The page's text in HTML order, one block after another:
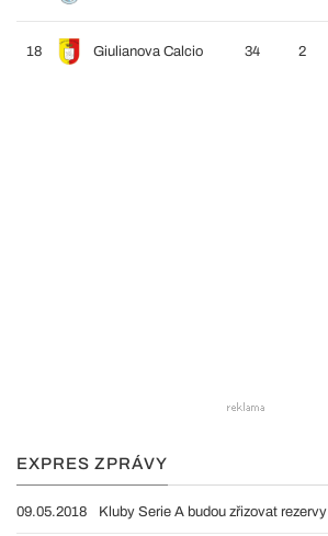
18 Giulianova Calcio 34 2
EXPRES ZPRÁVY
09.05.2018 Kluby Serie A budou zřizovat rezervy